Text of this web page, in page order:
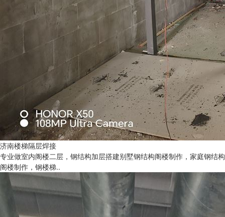
济南楼梯隔层焊接
专业做室内阁楼二层，钢结构加层搭建别墅钢结构阁楼制作，家庭钢结构
阁楼制作，钢楼梯..